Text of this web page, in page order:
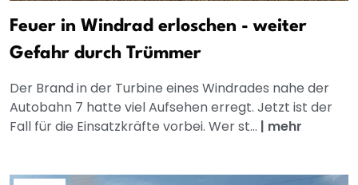
Feuer in Windrad erloschen - weiter
Gefahr durch Trümmer
Der Brand in der Turbine eines Windrades nahe der
Autobahn 7 hatte viel Aufsehen erregt. Jetzt ist der
Fall für die Einsatzkräfte vorbei. Wer st... | mehr